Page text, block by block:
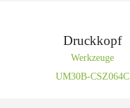
Druckkopf
Werkzeuge
UM30B-CSZ064C